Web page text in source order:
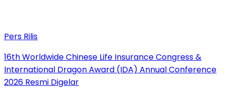
Pers Rilis
16th Worldwide Chinese Life Insurance Congress &
International Dragon Award (IDA) Annual Conference
2026 Resmi Digelar